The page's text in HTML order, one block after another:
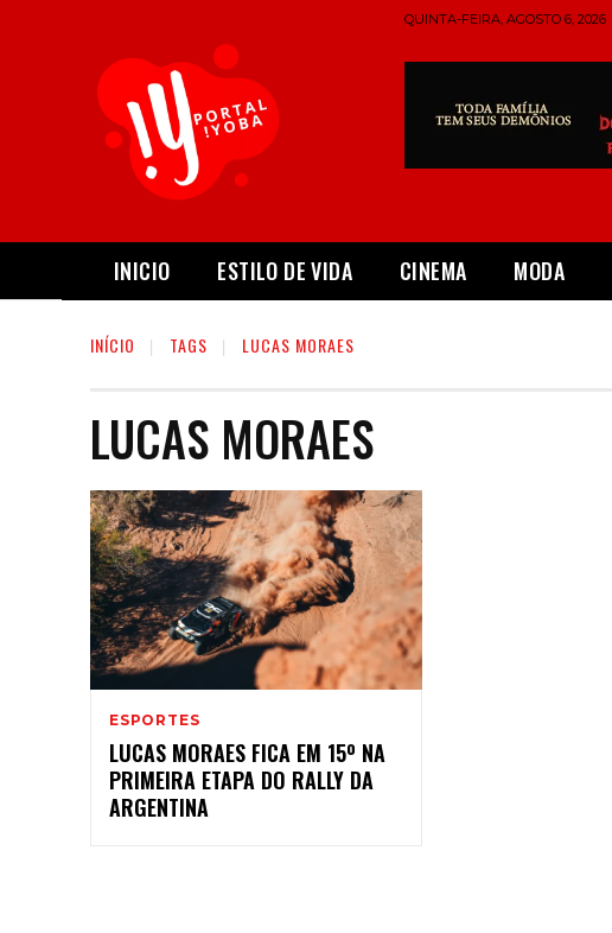
QUINTA-FEIRA, AGOSTO 6, 2026
INICIO ESTILO DE VIDA CINEMA MODA
INÍCIO TAGS LUCAS MORAES
LUCAS MORAES
ESPORTES
LUCAS MORAES FICA EM 15º NA
PRIMEIRA ETAPA DO RALLY DA
ARGENTINA